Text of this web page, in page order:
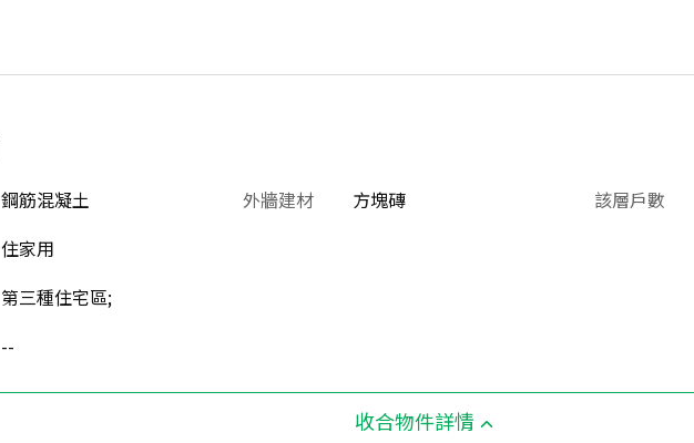
鋼筋混凝土 外牆建材 方塊磚
該層戶數
住家用
第三種住宅區;
--
收合物件詳情